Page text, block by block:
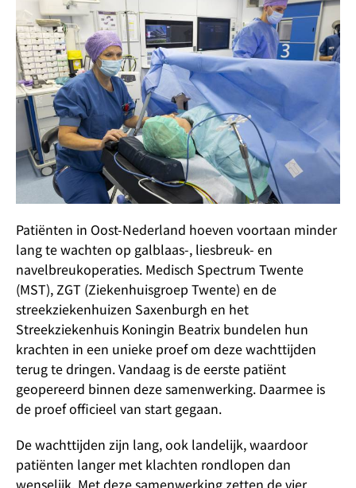
Patiënten in Oost-Nederland hoeven voortaan minder
lang te wachten op galblaas-, liesbreuk- en
navelbreukoperaties. Medisch Spectrum Twente
(MST), ZGT (Ziekenhuisgroep Twente) en de
streekziekenhuizen Saxenburgh en het
Streekziekenhuis Koningin Beatrix bundelen hun
krachten in een unieke proef om deze wachttijden
terug te dringen. Vandaag is de eerste patiënt
geopereerd binnen deze samenwerking. Daarmee is
de proef officieel van start gegaan.
De wachttijden zijn lang, ook landelijk, waardoor
patiënten langer met klachten rondlopen dan
wenselijk. Met deze samenwerking zetten de vier